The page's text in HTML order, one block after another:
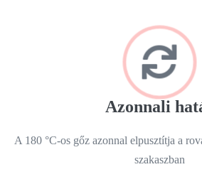
Azonnali
A 180 °C-os gőz azonnal elpusztítja a
szakaszban